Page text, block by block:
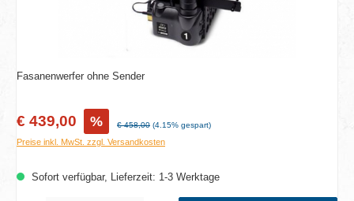
Fasanenwerfer ohne Sender
Verkaufspreis:
€ 439,00 % Regulärer Preis:
€ 458,00 (4.15% gespart)
Preise inkl. MwSt. zzgl. Versandkosten
Sofort verfügbar, Lieferzeit: 1-3 Werktage